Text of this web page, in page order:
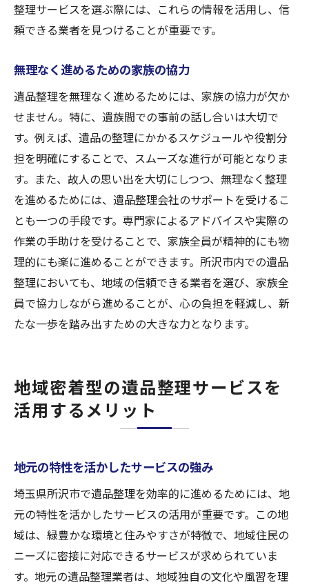
整理サービスを選ぶ際には、これらの情報を活用し、信
頼できる業者を見つけることが重要です。
無理なく進めるための家族の協力
遺品整理を無理なく進めるためには、家族の協力が欠か
せません。特に、遺族間での事前の話し合いは大切で
す。例えば、遺品の整理にかかるスケジュールや役割分
担を明確にすることで、スムーズな進行が可能となりま
す。また、故人の思い出を大切にしつつ、無理なく整理
を進めるためには、遺品整理会社のサポートを受けるこ
とも一つの手段です。専門家によるアドバイスや実際の
作業の手助けを受けることで、家族全員が精神的にも物
理的にも楽に進めることができます。所沢市内での遺品
整理においても、地域の信頼できる業者を選び、家族全
員で協力しながら進めることが、心の負担を軽減し、新
たな一歩を踏み出すための大きな力となります。
地域密着型の遺品整理サービスを
活用するメリット
地元の特性を活かしたサービスの強み
埼玉県所沢市で遺品整理を効率的に進めるためには、地
元の特性を活かしたサービスの活用が重要です。この地
域は、緑豊かな環境と住みやすさが特徴で、地域住民の
ニーズに密接に対応できるサービスが求められていま
す。地元の遺品整理業者は、地域独自の文化や風習を理